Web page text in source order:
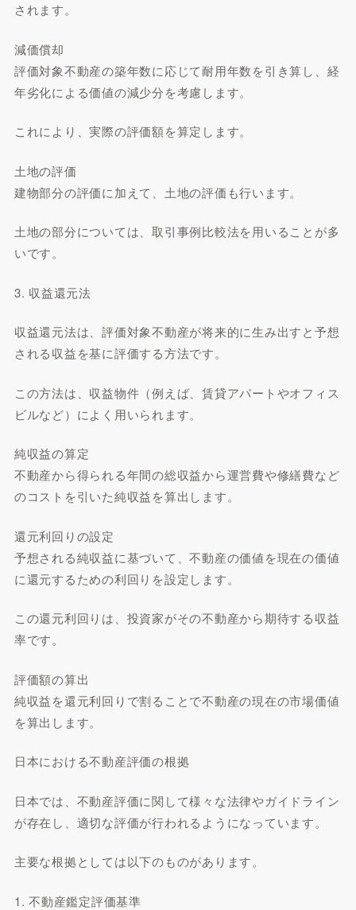
されます。
減価償却
評価対象不動産の築年数に応じて耐用年数を引き算し、経
年劣化による価値の減少分を考慮します。
これにより、実際の評価額を算定します。
土地の評価
建物部分の評価に加えて、土地の評価も行います。
土地の部分については、取引事例比較法を用いることが多
いです。
3. 収益還元法
収益還元法は、評価対象不動産が将来的に生み出すと予想
される収益を基に評価する方法です。
この方法は、収益物件（例えば、賃貸アパートやオフィス
ビルなど）によく用いられます。
純収益の算定
不動産から得られる年間の総収益から運営費や修繕費など
のコストを引いた純収益を算出します。
還元利回りの設定
予想される純収益に基づいて、不動産の価値を現在の価値
に還元するための利回りを設定します。
この還元利回りは、投資家がその不動産から期待する収益
率です。
評価額の算出
純収益を還元利回りで割ることで不動産の現在の市場価値
を算出します。
日本における不動産評価の根拠
日本では、不動産評価に関して様々な法律やガイドライン
が存在し、適切な評価が行われるようになっています。
主要な根拠としては以下のものがあります。
1. 不動産鑑定評価基準